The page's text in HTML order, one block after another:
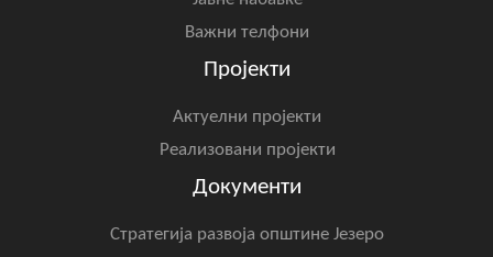
Важни телфони
Пројекти
Актуелни пројекти
Реализовани пројекти
Документи
Стратегија развоја општине Језеро